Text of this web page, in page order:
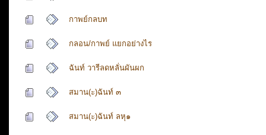
กาพย์กลบท
กลอน/กาพย์ แยกอย่างไร
ฉันท์ วารีลดหลั่นผันผก
สมาน(ะ)ฉันท์ ๓
สมาน(ะ)ฉันท์ ลหุ๑